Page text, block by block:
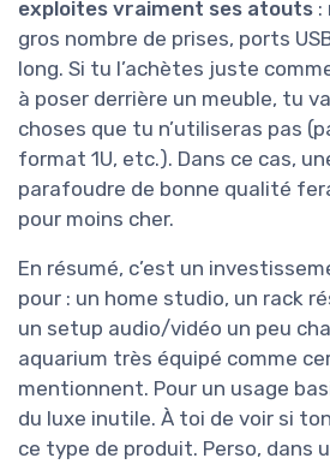
exploites vraiment ses atouts :
gros nombre de prises, ports
long. Si tu l’achètes juste
à poser derrière un meuble, tu
choses que tu n’utiliseras pas
format 1U, etc.). Dans ce cas,
parafoudre de bonne qualité
pour moins cher.
En résumé, c’est un
pour : un home studio, un rack
un setup audio/vidéo un peu
aquarium très équipé comme
mentionnent. Pour un usage
du luxe inutile. À toi de voir si
ce type de produit. Perso, dans